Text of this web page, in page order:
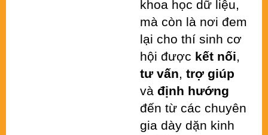
khoa học dữ liệu,
mà còn là nơi đem
lại cho thí sinh cơ
hội được kết nối,
tư vấn, trợ giúp
và định hướng
đến từ các chuyên
gia dày dặn kinh